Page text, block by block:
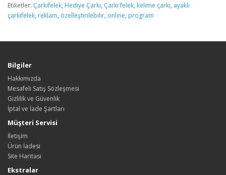
Etiketler: Çarkıfelek, Hediye Çarkı, Çarkı felek, kelime çarkı, ayaklı
çarkıfelek, reklam, özelleştirilebilir, online, program
Bilgiler
Hakkımızda
Mesafeli Satış Sözleşmesi
Gizlilik ve Güvenlik
İptal ve İade Şartları
Müşteri Servisi
İletişim
Ürün İadesi
Site Haritası
Ekstralar